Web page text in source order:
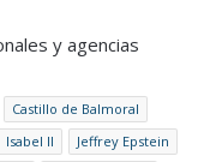
y agencias
Castillo de Balmoral
Isabel II
Jeffrey Epstein